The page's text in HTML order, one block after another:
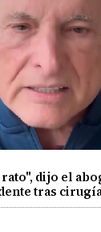
dijo el
tras